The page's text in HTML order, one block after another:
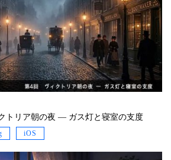
トリア朝の夜 ― ガス灯と寝室の支度
iOS